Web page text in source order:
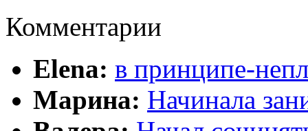
Комментарии
Elena: в принципе-
Марина: Начинала